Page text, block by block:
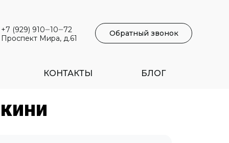
+7 (929) 910‒10‒72
Проспект Мира, д.61
Обратный звонок
КОНТАКТЫ БЛОГ